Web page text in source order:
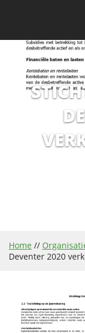
Home //
Deventer 2020